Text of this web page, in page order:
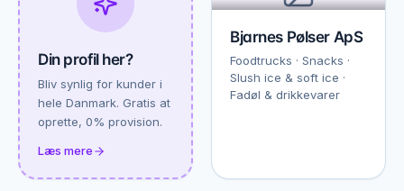
Din profil her?
Bliv synlig for kunder i
hele Danmark. Gratis at
oprette, 0% provision.
Læs mere
Bjarnes Pølser ApS
Foodtrucks · Snacks ·
Slush ice & soft ice ·
Fadøl & drikkevarer